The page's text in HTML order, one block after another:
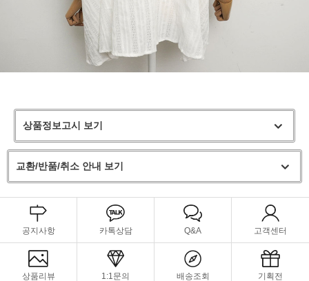
상품정보고시 보기
교환/반품/취소 안내 보기
공지사항 카톡상담 Q&A 고객센터
상품리뷰 1:1문의 배송조회 기획전